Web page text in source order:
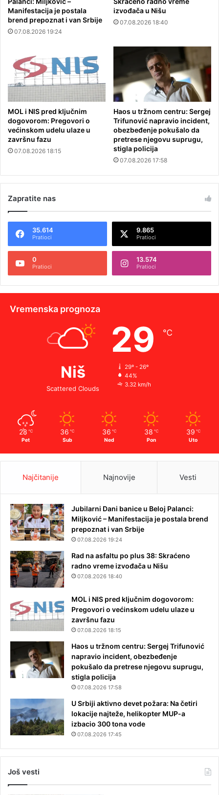
Manifestacija je postala
brend prepoznat i van Srbije
07.08.2026 19:24
izvođača u Nišu
07.08.2026 18:40
MOL i NIS pred ključnim
dogovorom: Pregovori o
većinskom udelu ulaze u
završnu fazu
07.08.2026 18:15
Haos u tržnom centru: Sergej
Trifunović napravio incident,
obezbeđenje pokušalo da
pretrese njegovu suprugu,
stigla policija
07.08.2026 17:58
Zapratite nas
35.614
Pratioci
9.865
Pratioci
0
Pratioci
13.574
Pratioci
Vremenska prognoza
Niš
Scattered Clouds
29 ℃
29º - 26º
44%
3.32 km/h
28 ℃
Pet
36 ℃
Sub
36 ℃
Ned
38 ℃
Pon
39 ℃
Uto
Najčitanije Najnovije Vesti
Jubilarni Dani banice u Beloj Palanci:
Miljković – Manifestacija je postala brend
prepoznat i van Srbije
07.08.2026 19:24
Rad na asfaltu po plus 38: Skraćeno
radno vreme izvođača u Nišu
07.08.2026 18:40
MOL i NIS pred ključnim dogovorom:
Pregovori o većinskom udelu ulaze u
završnu fazu
07.08.2026 18:15
Haos u tržnom centru: Sergej Trifunović
napravio incident, obezbeđenje
pokušalo da pretrese njegovu suprugu,
stigla policija
07.08.2026 17:58
U Srbiji aktivno devet požara: Na četiri
lokacije najteže, helikopter MUP-a
izbacio 300 tona vode
07.08.2026 17:45
Još vesti